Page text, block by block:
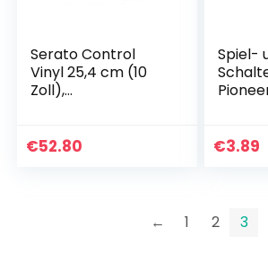
Serato Control
Vinyl 25,4 cm (10
Zoll),
Dunkeln (Paar)
€52.80
Spiel-
Stück
€3.89
← 1 2 3